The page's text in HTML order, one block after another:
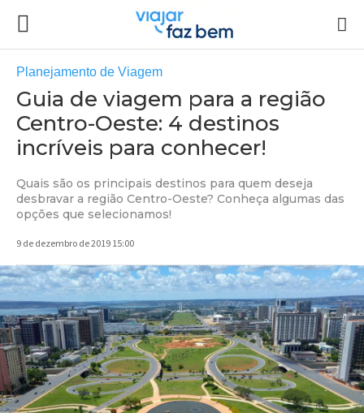
Planejamento de Viagem
Guia de viagem para a região
Centro-Oeste: 4 destinos
incríveis para conhecer!
Quais são os principais destinos para quem deseja
desbravar a região Centro-Oeste? Conheça algumas das
opções que selecionamos!
9 de dezembro de 2019 15:00